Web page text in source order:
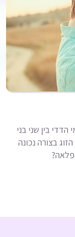
בין שני בני
בצורה נכונה